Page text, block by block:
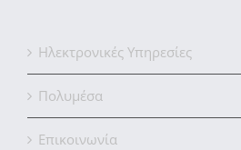
Ηλεκτρονικές Υπηρεσίες
Πολυμέσα
Επικοινωνία